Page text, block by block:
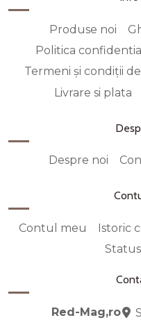
Produse noi
Politica
Termeni și condiții
Livrare si plata
Despre noi
Contul meu Istoric
Red-Mag,ro